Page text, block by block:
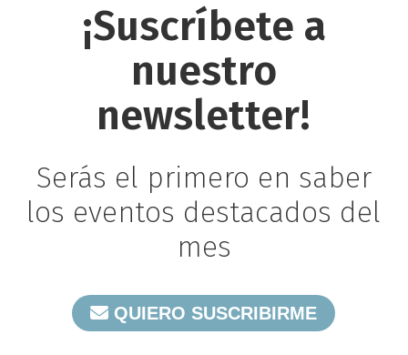
¡Suscríbete a
nuestro
newsletter!
Serás el primero en saber
los eventos destacados del
mes
QUIERO SUSCRIBIRME